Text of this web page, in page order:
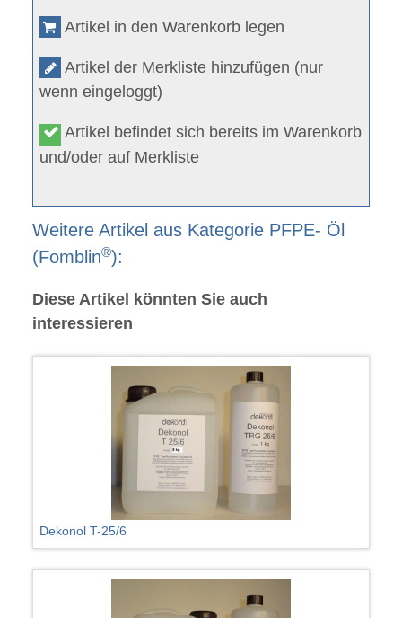
Artikel in den Warenkorb legen
Artikel der Merkliste hinzufügen (nur
wenn eingeloggt)
Artikel befindet sich bereits im Warenkorb
und/oder auf Merkliste
Weitere Artikel aus Kategorie PFPE- Öl
(Fomblin®):
Diese Artikel könnten Sie auch
interessieren
Dekonol T-25/6